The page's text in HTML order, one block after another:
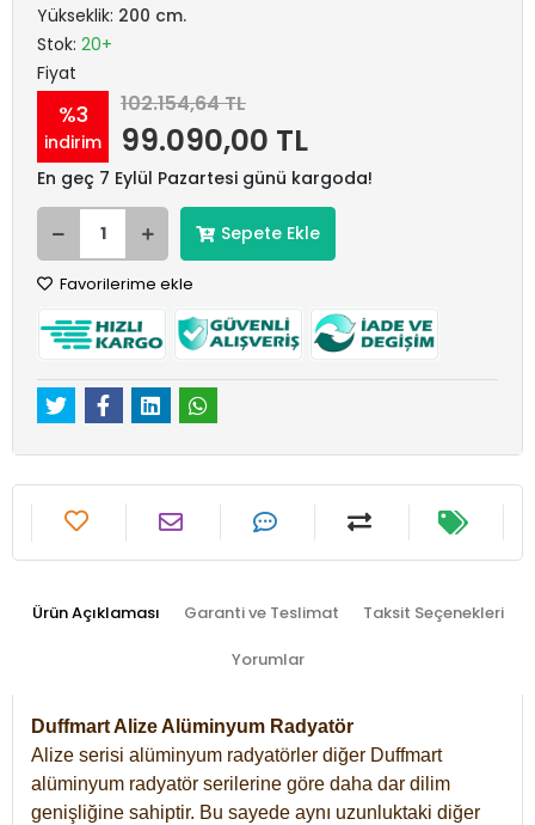
Yükseklik: 200 cm.
Stok: 20+
Fiyat
%3
indirim
102.154,64 TL
99.090,00 TL
En geç 7 Eylül Pazartesi günü kargoda!
Sepete Ekle
Favorilerime ekle
Ürün Açıklaması Garanti ve Teslimat Taksit Seçenekleri
Yorumlar
Duffmart Alize Alüminyum Radyatör
Alize serisi alüminyum radyatörler diğer Duffmart
alüminyum radyatör serilerine göre daha dar dilim
genişliğine sahiptir. Bu sayede aynı uzunluktaki diğer